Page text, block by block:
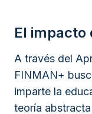
El impacto
A través del
FINMAN+
imparte la
teoría